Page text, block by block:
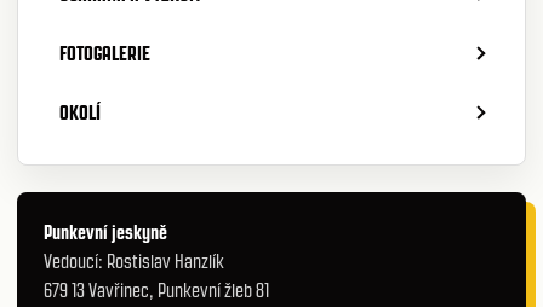
FOTOGALERIE
OKOLÍ
Punkevní jeskyně
Vedoucí: Rostislav Hanzlík
679 13 Vavřinec, Punkevní žleb 81